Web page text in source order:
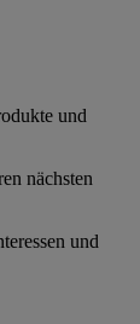
und
nächsten
und